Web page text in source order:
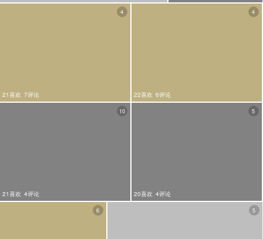
21喜欢 7评论
4
22喜欢 6评论
4
21喜欢 4评论
10
20喜欢 4评论
5
6 5